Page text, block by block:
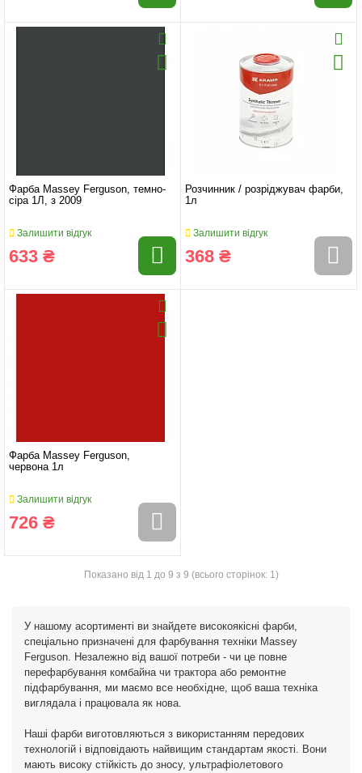
Фарба Massey Ferguson, темно-
сіра 1Л, з 2009
Залишити відгук
633 ₴
Розчинник / розріджувач фарби,
1л
Залишити відгук
368 ₴
Фарба Massey Ferguson,
червона 1л
Залишити відгук
726 ₴
Показано від 1 до 9 з 9 (всього сторінок: 1)
У нашому асортименті ви знайдете високоякісні фарби,
спеціально призначені для фарбування техніки Massey
Ferguson. Незалежно від вашої потреби - чи це повне
перефарбування комбайна чи трактора або ремонтне
підфарбування, ми маємо все необхідне, щоб ваша техніка
виглядала і працювала як нова.
Наші фарби виготовляються з використанням передових
технологій і відповідають найвищим стандартам якості. Вони
мають високу стійкість до зносу, ультрафіолетового